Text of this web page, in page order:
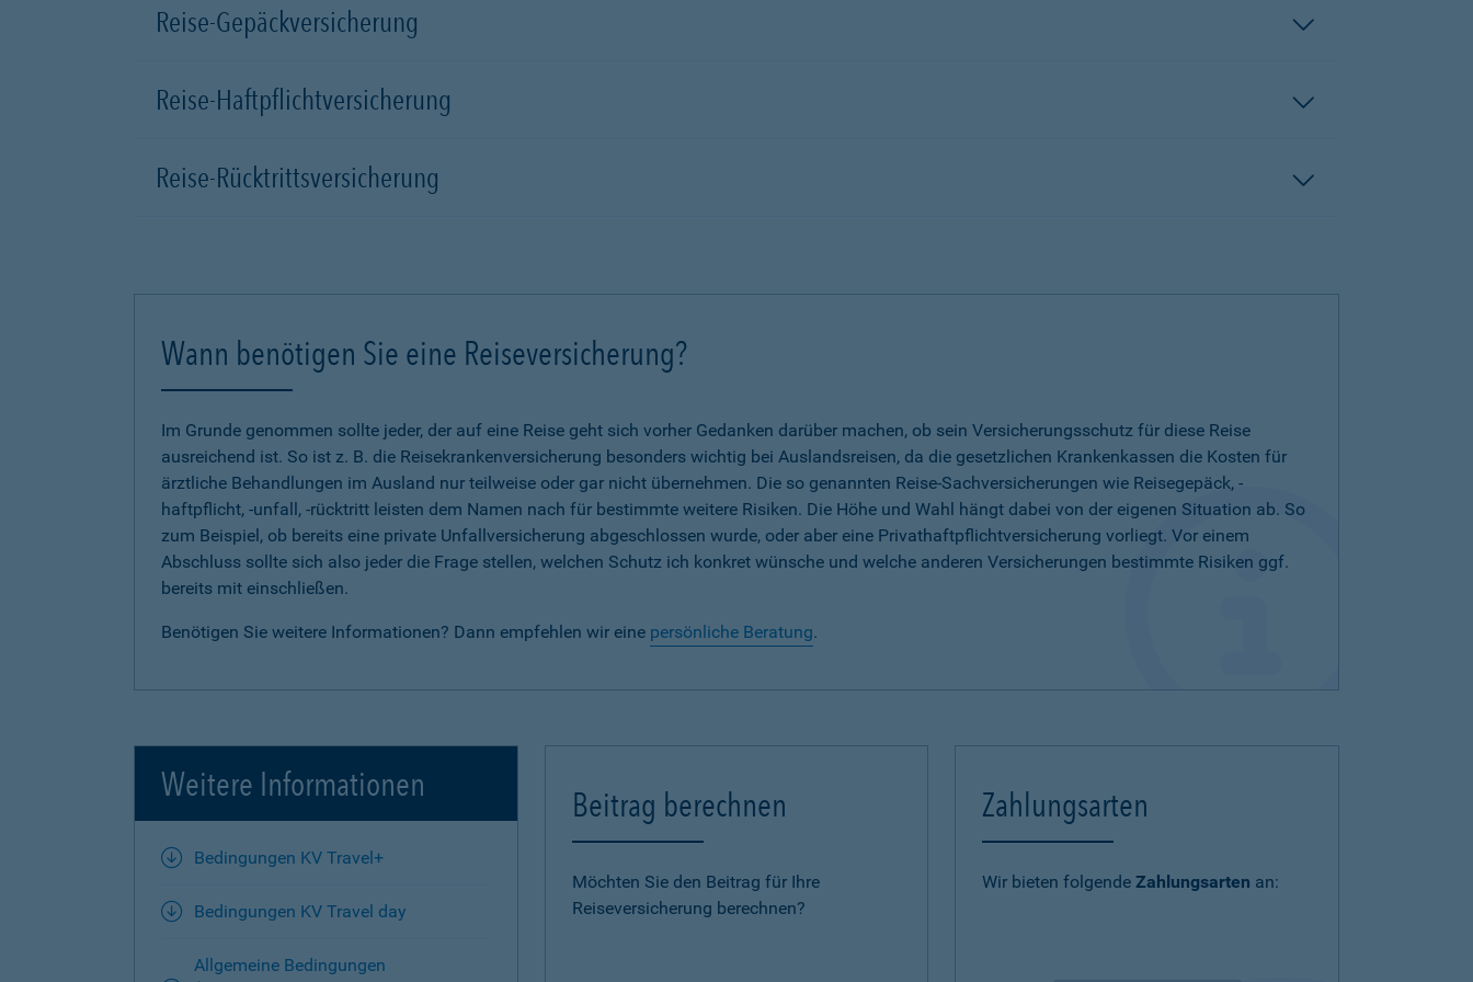
Reise-Gepäckversicherung
Reise-Haftpflichtversicherung
Reise-Rücktrittsversicherung
Wann benötigen Sie eine Reiseversicherung?
Im Grunde genommen sollte jeder, der auf eine Reise geht sich vorher Gedanken darüber machen, ob sein Versicherungsschutz für diese Reise
ausreichend ist. So ist z. B. die Reisekrankenversicherung besonders wichtig bei Auslandsreisen, da die gesetzlichen Krankenkassen die Kosten für
ärztliche Behandlungen im Ausland nur teilweise oder gar nicht übernehmen. Die so genannten Reise-Sachversicherungen wie Reisegepäck, -
haftpflicht, -unfall, -rücktritt leisten dem Namen nach für bestimmte weitere Risiken. Die Höhe und Wahl hängt dabei von der eigenen Situation ab. So
zum Beispiel, ob bereits eine private Unfallversicherung abgeschlossen wurde, oder aber eine Privathaftpflichtversicherung vorliegt. Vor einem
Abschluss sollte sich also jeder die Frage stellen, welchen Schutz ich konkret wünsche und welche anderen Versicherungen bestimmte Risiken ggf.
bereits mit einschließen.
Benötigen Sie weitere Informationen? Dann empfehlen wir eine persönliche Beratung.
Weitere Informationen
Bedingungen KV Travel+
Bedingungen KV Travel day
Allgemeine Bedingungen
Beitrag berechnen
Möchten Sie den Beitrag für Ihre
Reiseversicherung berechnen?
Zahlungsarten
Wir bieten folgendeZahlungsarten an: